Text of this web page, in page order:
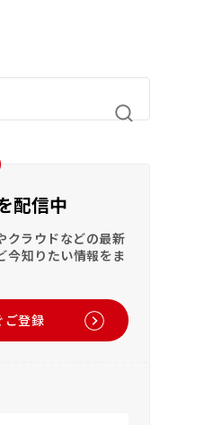
配信中
クラウドなどの最新
今知りたい情報をま
ご登録